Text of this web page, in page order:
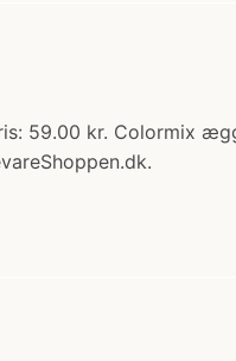
59.00 kr. Colormix